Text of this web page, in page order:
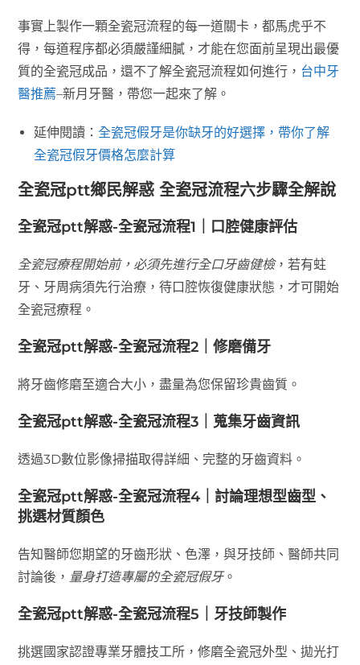
事實上製作一顆全瓷冠流程的每一道關卡，都馬虎乎不
得，每道程序都必須嚴謹細膩，才能在您面前呈現出最優
質的全瓷冠成品，還不了解全瓷冠流程如何進行， 台中牙
醫推薦–新月牙醫，帶您一起來了解。
延伸閱讀：全瓷冠假牙是你缺牙的好選擇，帶你了解
全瓷冠假牙價格怎麼計算
全瓷冠ptt鄉民解惑 全瓷冠流程六步驟全解說
全瓷冠ptt解惑-全瓷冠流程1｜口腔健康評估
全瓷冠療程開始前，必須先進行全口牙齒健檢，若有蛀
牙、牙周病須先行治療，待口腔恢復健康狀態，才可開始
全瓷冠療程。
全瓷冠ptt解惑-全瓷冠流程2｜修磨備牙
將牙齒修磨至適合大小，盡量為您保留珍貴齒質。
全瓷冠ptt解惑-全瓷冠流程3｜蒐集牙齒資訊
透過3D數位影像掃描取得詳細、完整的牙齒資料。
全瓷冠ptt解惑-全瓷冠流程4｜討論理想型齒型、
挑選材質顏色
告知醫師您期望的牙齒形狀、色澤，與牙技師、醫師共同
討論後， 量身打造專屬的全瓷冠假牙。
全瓷冠ptt解惑-全瓷冠流程5｜牙技師製作
挑選國家認證專業牙體技工所，修磨全瓷冠外型、拋光打